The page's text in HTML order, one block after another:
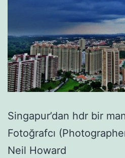
Singapur’dan hdr bir
Fotoğrafcı
Neil Howard